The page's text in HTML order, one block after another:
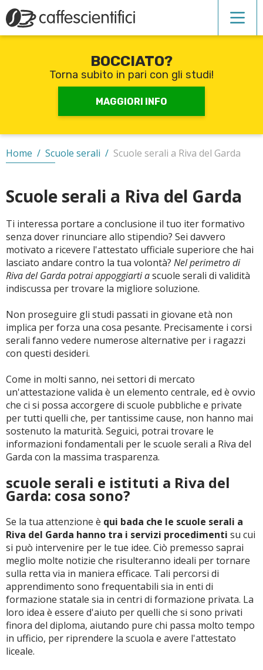
Recupero anni scolastici
Scuole private
CERCA
BOCCIATO?
Torna subito in pari con gli studi!
MAGGIORI INFO
Home / Scuole serali / Scuole serali a Riva del Garda
Scuole serali a Riva del Garda
Ti interessa portare a conclusione il tuo iter formativo
senza dover rinunciare allo stipendio? Sei davvero
motivato a ricevere l'attestato ufficiale superiore che hai
lasciato andare contro la tua volontà? Nel perimetro di
Riva del Garda potrai appoggiarti ascuole serali di validità
indiscussa per trovare la migliore soluzione.
Non proseguire gli studi passati in giovane età non
implica per forza una cosa pesante. Precisamente i corsi
serali fanno vedere numerose alternative per i ragazzi
con questi desideri.
Come in molti sanno, nei settori di mercato
un'attestazione valida è un elemento centrale, ed è ovvio
che ci si possa accorgere di scuole pubbliche e private
per tutti quelli che, per tantissime cause, non hanno mai
sostenuto la maturità. Seguici, potrai trovare le
informazioni fondamentali per le scuole serali a Riva del
Garda con la massima trasparenza.
scuole serali e istituti a Riva del
Garda: cosa sono?
Se la tua attenzione è qui bada che le scuole serali a
Riva del Garda hanno tra i servizi procedimenti su cui
si può intervenire per le tue idee. Ciò premesso saprai
meglio molte notizie che risulteranno ideali per tornare
sulla retta via in maniera efficace. Tali percorsi di
apprendimento sono frequentabili sia in enti di
formazione statale sia in centri di formazione privata. La
loro idea è essere d'aiuto per quelli che si sono privati
finora del diploma, aiutando pure chi passa molto tempo
in ufficio, per riprendere la scuola e avere l'attestato
liceale.